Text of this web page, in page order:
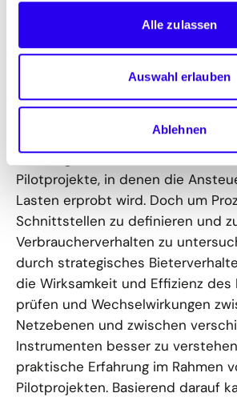
Alle zulassen
Auswahl erlauben
Ablehnen
Pilotprojekte die
Voraussetzungen für
netzorientierten
Verbraucher zu
Aktuell gibt es bereits erste
Pilotprojekte, in denen die
Lasten erprobt wird. Doch um
Schnittstellen zu definieren und
Verbraucherverhalten zu
durch strategisches
die Wirksamkeit und Effizienz
prüfen und Wechselwirkungen
Netzebenen und zwischen
Instrumenten besser zu
praktische Erfahrung im Rahmen
Pilotprojekten. Basierend darauf